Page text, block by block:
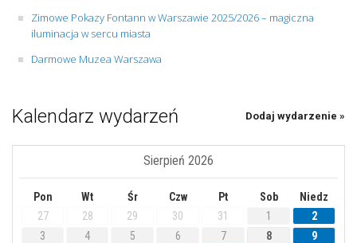
Zimowe Pokazy Fontann w Warszawie 2025/2026 – magiczna
iluminacja w sercu miasta
Darmowe Muzea Warszawa
Kalendarz wydarzeń Dodaj wydarzenie »
Sierpień 2026
Pon Wt Śr Czw Pt Sob
Niedz
27
28 29 30 31 1
2
3
4 5 6 7 8
9